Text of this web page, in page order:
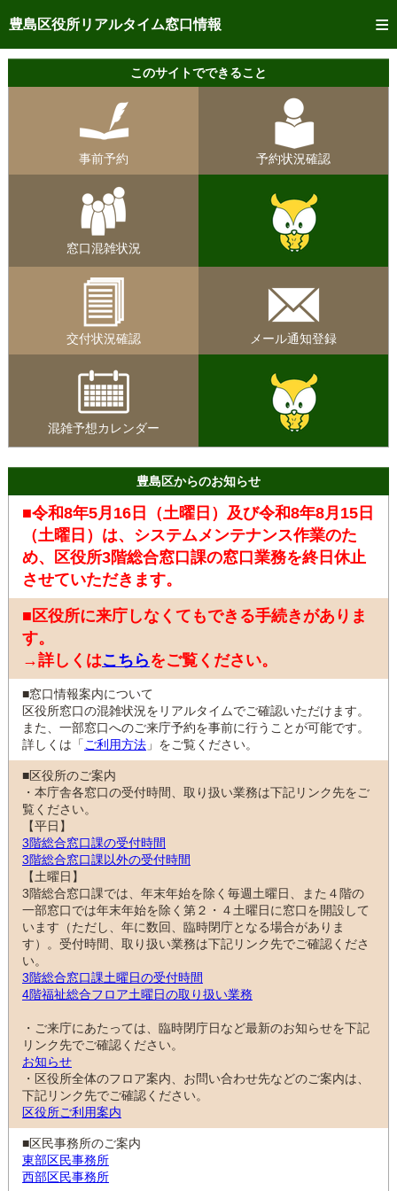
豊島区役所リアルタイム窓口情報
トップページへ
ご利用方法
予約状況確認
リアルタイム
混雑予想カレンダー
このサイトでできること
事前予約 予約状況確認
窓口混雑状況
交付状況確認 メール通知登録
混雑予想カレンダー
豊島区からのお知らせ
■令和8年5月16日（土曜日）及び令和8年8月15日
（土曜日）は、システムメンテナンス作業のた
め、区役所3階総合窓口課の窓口業務を終日休止
させていただきます。
■区役所に来庁しなくてもできる手続きがありま
す。
→詳しくはこちらをご覧ください。
■窓口情報案内について
区役所窓口の混雑状況をリアルタイムでご確認いただけます。
また、一部窓口へのご来庁予約を事前に行うことが可能です。
詳しくは「 ご利用方法 」をご覧ください。
■区役所のご案内
・本庁舎各窓口の受付時間、取り扱い業務は下記リンク先をご
覧ください。
【平日】
3階総合窓口課の受付時間
3階総合窓口課以外の受付時間
【土曜日】
3階総合窓口課では、年末年始を除く毎週土曜日、また４階の
一部窓口では年末年始を除く第２・４土曜日に窓口を開設して
います（ただし、年に数回、臨時閉庁となる場合がありま
す）。受付時間、取り扱い業務は下記リンク先でご確認くださ
い。
3階総合窓口課土曜日の受付時間
4階福祉総合フロア土曜日の取り扱い業務
・ご来庁にあたっては、臨時閉庁日など最新のお知らせを下記
リンク先でご確認ください。
お知らせ
・区役所全体のフロア案内、お問い合わせ先などのご案内は、
下記リンク先でご確認ください。
区役所ご利用案内
■区民事務所のご案内
東部区民事務所
西部区民事務所